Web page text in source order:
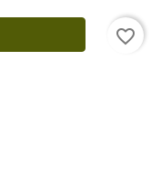
favorite_border